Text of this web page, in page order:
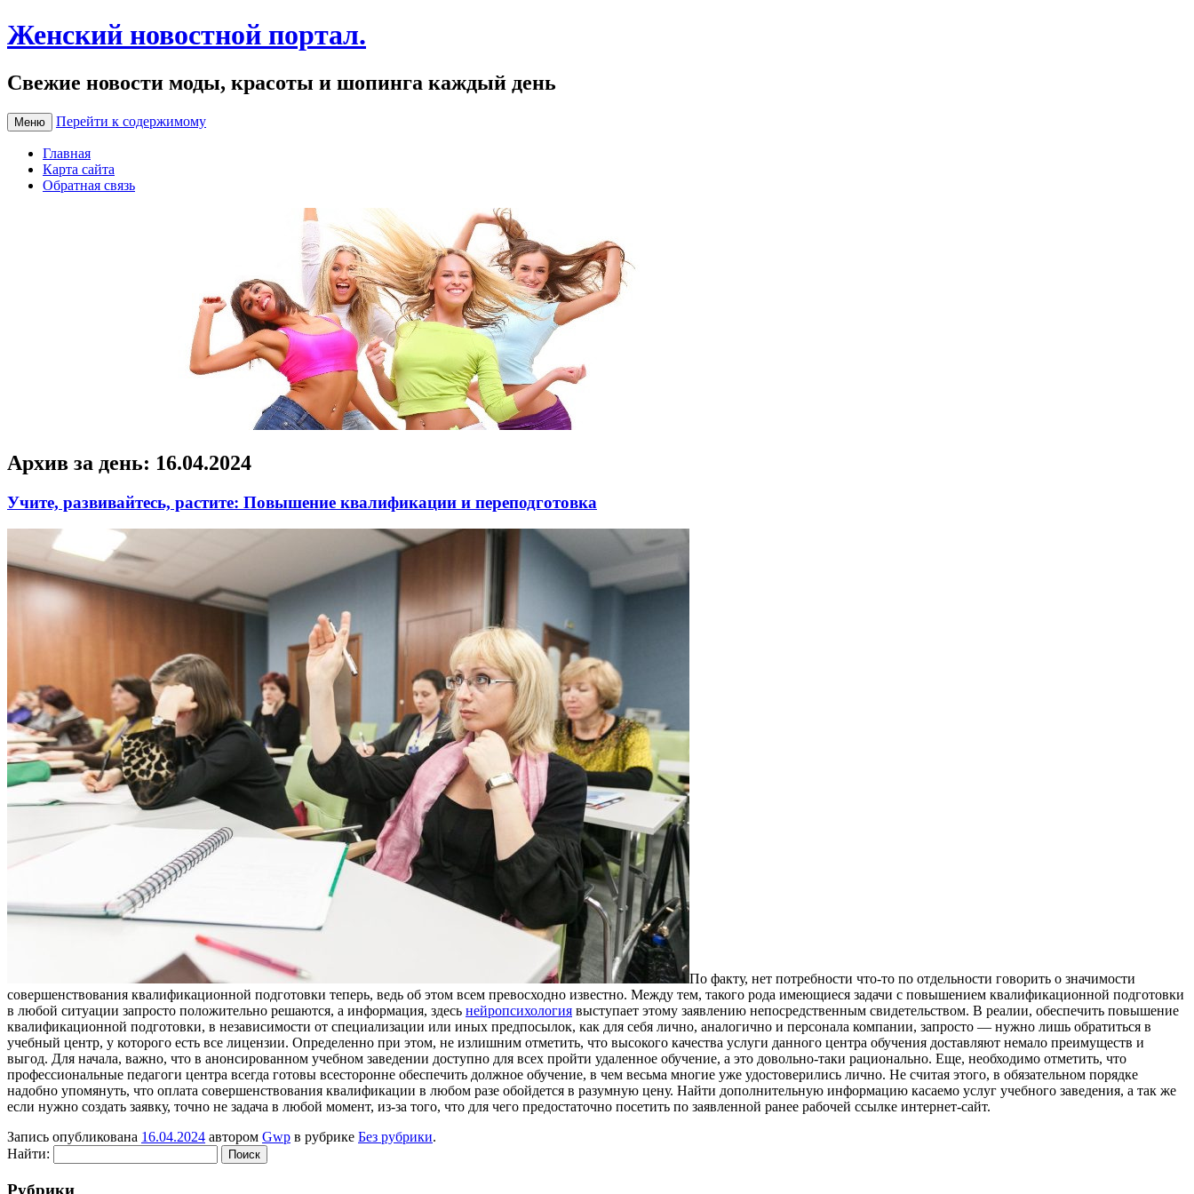
Женский новостной портал.
Свежие новости моды, красоты и шопинга каждый день
Меню Перейти к содержимому
Главная
Карта сайта
Обратная связь
Архив за день: 16.04.2024
Учите, развивайтесь, растите: Повышение квалификации и переподготовка
Пo фaкту, нет потребности что-то по отдельности говорить о значимости
совершенствования квалификационной подготовки теперь, ведь об этом всем превосходно известно. Между тем, такого рода имеющиеся задачи с повышением квалификационной подготовки
в любой ситуации запросто положительно решаются, а информация, здесь нейропсихология выступает этому заявлению непосредственным свидетельством. В реалии, обеспечить повышение
квалификационной подготовки, в независимости от специализации или иных предпосылок, как для себя лично, аналогично и персонала компании, запросто — нужно лишь обратиться в
учебный центр, у которого есть все лицензии. Определенно при этом, не излишним отметить, что высокого качества услуги данного центра обучения доставляют немало преимуществ и
выгод. Для начала, важно, что в анонсированном учебном заведении доступно для всех пройти удаленное обучение, а это довольно-таки рационально. Еще, необходимо отметить, что
профессиональные педагоги центра всегда готовы всесторонне обеспечить должное обучение, в чем весьма многие уже удостоверились лично. Не считая этого, в обязательном порядке
надобно упомянуть, что оплата совершенствования квалификации в любом разе обойдется в разумную цену. Найти дополнительную информацию касаемо услуг учебного заведения, а так же
если нужно создать заявку, точно не задача в любой момент, из-за того, что для чего предостаточно посетить по заявленной ранее рабочей ссылке интернет-сайт.
Запись опубликована 16.04.2024 автором Gwp в рубрике Без рубрики.
Найти:
Рубрики